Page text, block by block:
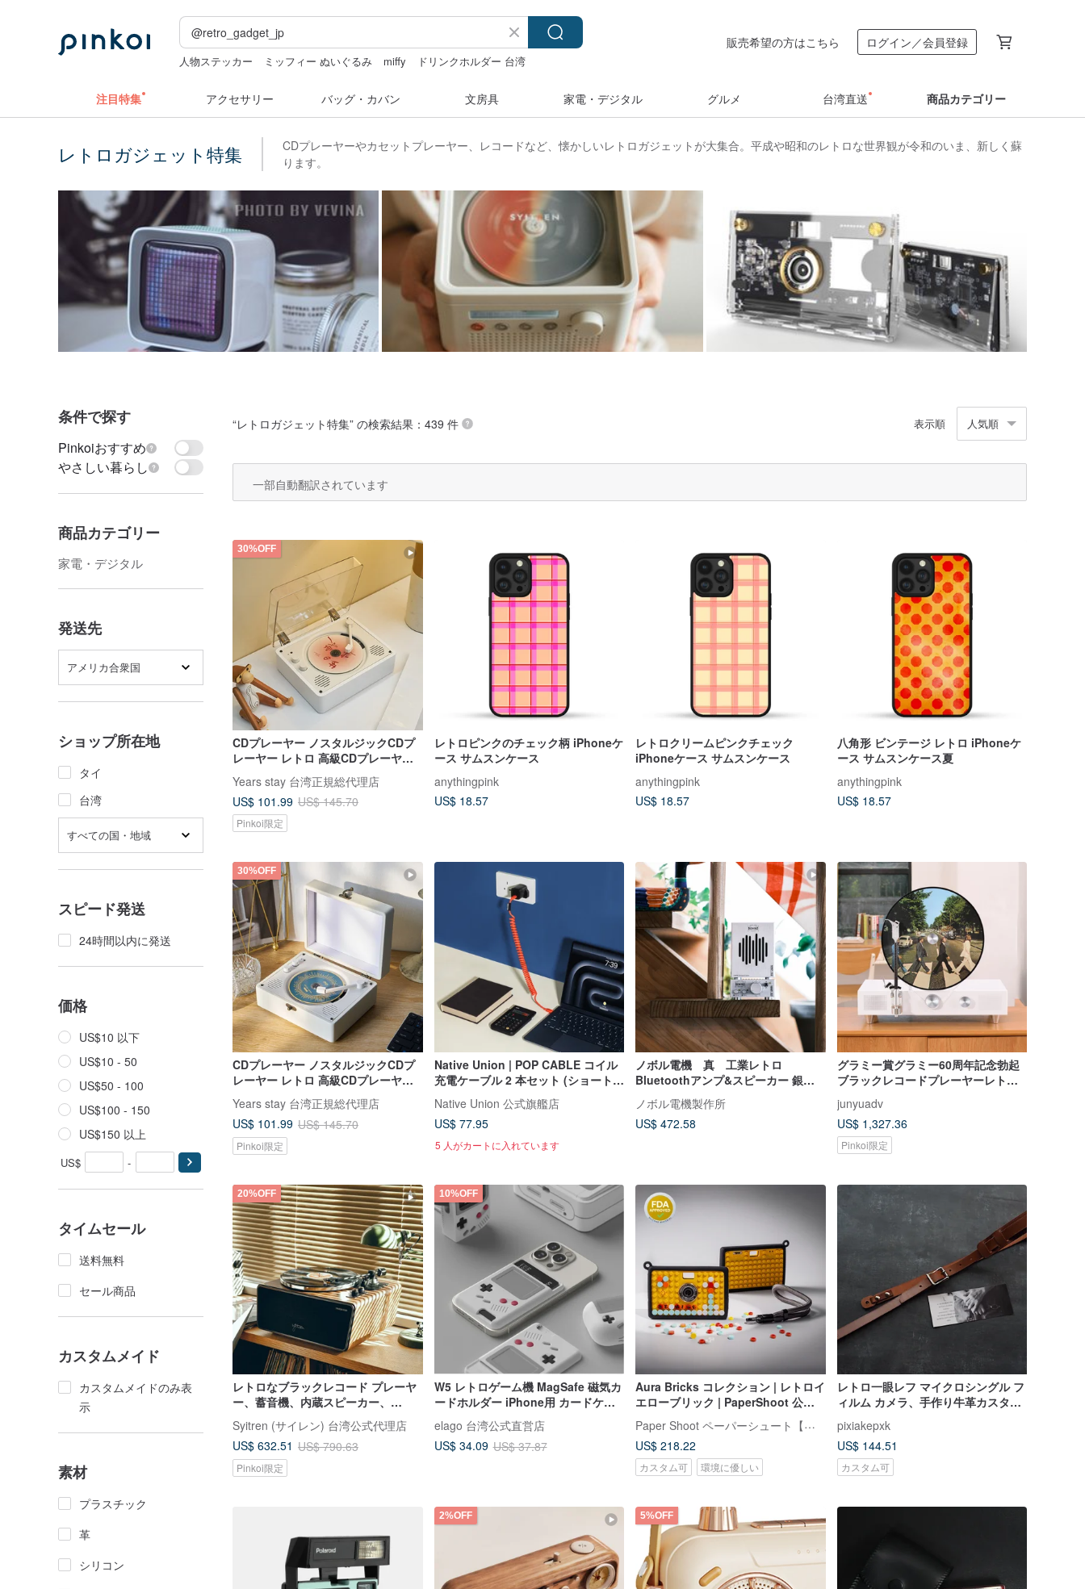
人物ステッカー ミッフィー ぬいぐるみ miffy
ドリンクホルダー 台湾
販売希望の方はこちら ログイン／会員登録
注目特集 アクセサリー バッグ・カバン 文房具 家電・デジタル グルメ 台湾直送 商品カテゴリー
レトロガジェット特集
CDプレーヤーやカセットプレーヤー、レコードなど、懐かしいレトロガジェットが大集合。平成や昭和のレトロな世界観が令和のいま、新しく蘇
ります。
条件で探す
Pinkoiおすすめ
やさしい暮らし
商品カテゴリー
家電・デジタル
発送先
アメリカ合衆国
ショップ所在地
タイ
台湾
すべての国・地域
スピード発送
24時間以内に発送
価格
US$10 以下
US$10 - 50
US$50 - 100
US$100 - 150
US$150 以上
US$ -
タイムセール
送料無料
セール商品
カスタムメイド
カスタムメイドのみ表
示
素材
プラスチック
革
シリコン
“レトロガジェット特集” の検索結果：439 件 表示順 人気順
一部自動翻訳されています
30%OFF
CDプレーヤー ノスタルジックCDプ
レーヤー レトロ 高級CDプレーヤー
ポータブル 木製 北欧ホワイト
Years stay 台湾正規総代理店
US$ 101.99 US$ 145.70
Pinkoi限定
レトロピンクのチェック柄 iPhoneケ
ース サムスンケース
anythingpink
US$ 18.57
レトロクリームピンクチェック
iPhoneケース サムスンケース
anythingpink
US$ 18.57
八角形 ビンテージ レトロ iPhoneケ
ース サムスンケース夏
anythingpink
US$ 18.57
30%OFF
CDプレーヤー ノスタルジックCDプ
レーヤー レトロ 高級CDプレーヤー
ポータブル ライトカラー系
Years stay 台湾正規総代理店
US$ 101.99 US$ 145.70
Pinkoi限定
Native Union | POP CABLE コイル
充電ケーブル 2 本セット (ショート +
ロング) - レトロオレンジ
Native Union 公式旗艦店
US$ 77.95
5 人がカートに入れています
ノボル電機 真 工業レトロ
Bluetoothアンプ&スピーカー 銀色
アルミパネル NMP-1A2A
ノボル電機製作所
US$ 472.58
グラミー賞グラミー60周年記念勃起
ブラックレコードプレーヤーレトロ
ーディオ
junyuadv
US$ 1,327.36
Pinkoi限定
20%OFF
レトロなブラックレコード プレーヤ
ー、蓄音機、内蔵スピーカー、
Bluetooth オーディオ装飾、ギフ
ト、木の質感
Syitren (サイレン) 台湾公式代理店
US$ 632.51 US$ 790.63
Pinkoi限定
10%OFF
W5 レトロゲーム機 MagSafe 磁気カ
ードホルダー iPhone用 カードケー
ス
elago 台湾公式直営店
US$ 34.09 US$ 37.87
Aura Bricks コレクション | レトロイ
エローブリック | PaperShoot 公式
トイカメラ
Paper Shoot ペーパーシュート【公式】
US$ 218.22
カスタム可 環境に優しい
レトロ一眼レフ マイクロシングル フ
ィルム カメラ、手作り牛革カスタマ
イズ レタリング ギフト カスタム カ
ラー
pixiakepxk
US$ 144.51
カスタム可
2%OFF 5%OFF